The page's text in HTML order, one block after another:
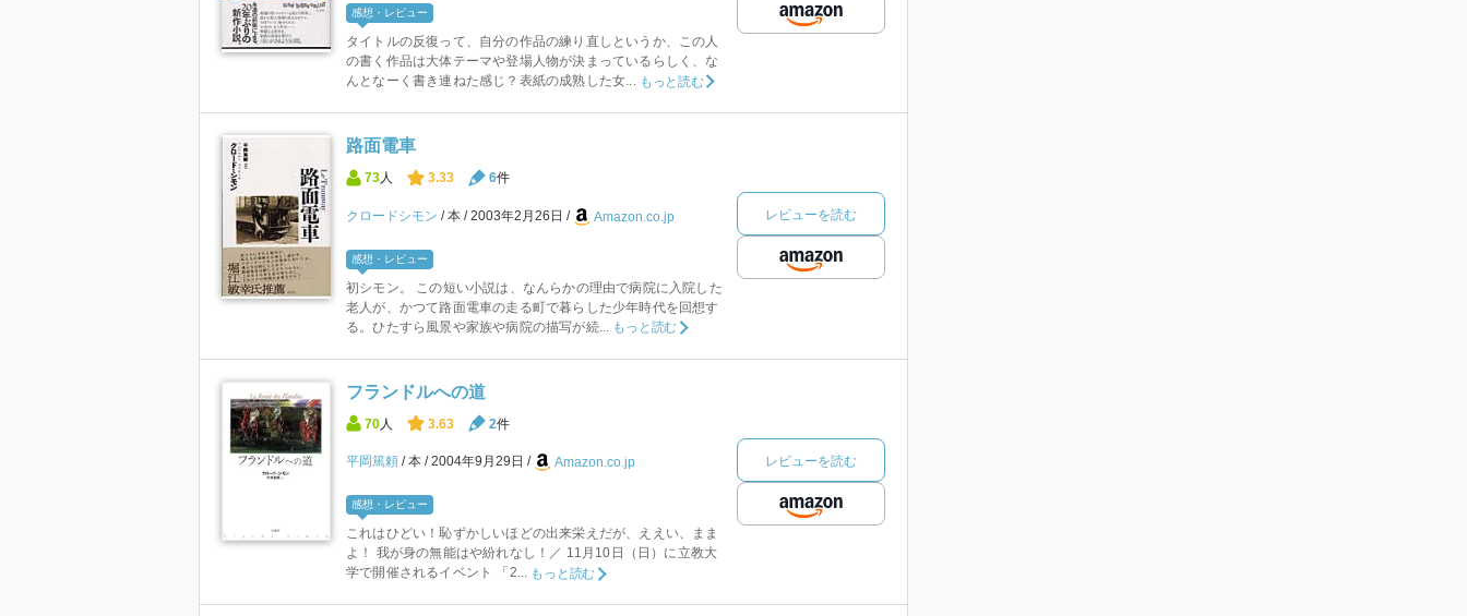
感想・レビュー
タイトルの反復って、自分の作品の練り直しというか、この人
の書く作品は大体テーマや登場人物が決まっているらしく、な
んとなーく書き連ねた感じ？表紙の成熟した女... もっと読む
路面電車
73 人 3.33 6件
クロードシモン 本 2003年2月26日 Amazon.co.jp
感想・レビュー
初シモン。 この短い小説は、なんらかの理由で病院に入院した
老人が、かつて路面電車の走る町で暮らした少年時代を回想す
る。ひたすら風景や家族や病院の描写が続...
もっと読む
レビューを読む
フランドルへの道
70 人 3.63 2件
平岡篤頼 本 2004年9月29日 Amazon.co.jp
感想・レビュー
これはひどい！恥ずかしいほどの出来栄えだが、ええい、まま
よ！ 我が身の無能はや紛れなし！／ 11月10日（日）に立教大
学で開催されるイベント 「2... もっと読む
レビューを読む